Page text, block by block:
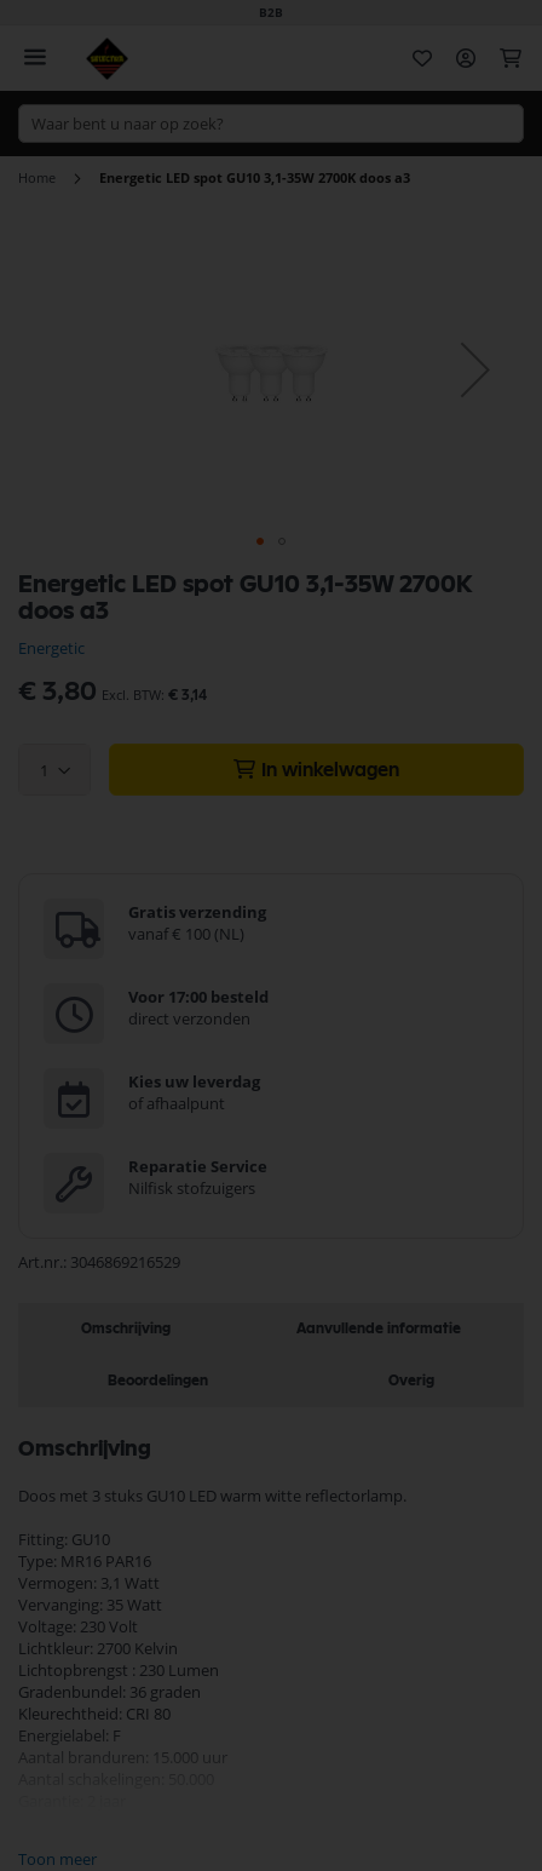
B2B
Home Energetic LED spot GU10 3,1-35W 2700K doos a3
Energetic LED spot GU10 3,1-35W 2700K
doos a3
Energetic
€ 3,80 € 3,14
1 In winkelwagen
Gratis verzending
vanaf € 100 (NL)
Voor 17:00 besteld
direct verzonden
Kies uw leverdag
of afhaalpunt
Reparatie Service
Nilfisk stofzuigers
Art.nr. 3046869216529
naar
het
van
de
afbeeldingen-
Omschrijving Aanvullende informatie
Beoordelingen Overig
Omschrijving
Doos met 3 stuks GU10 LED warm witte reflectorlamp.
Fitting: GU10
Type: MR16 PAR16
Vermogen: 3,1 Watt
Vervanging: 35 Watt
Voltage: 230 Volt
Lichtkleur: 2700 Kelvin
Lichtopbrengst : 230 Lumen
Gradenbundel: 36 graden
Kleurechtheid: CRI 80
Energielabel: F
Aantal branduren: 15.000 uur
Toon meer